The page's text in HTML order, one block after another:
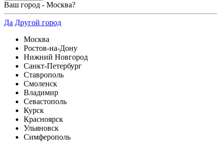
Ваш город - Москва?
Да Другой город
Москва
Ростов-на-Дону
Нижний Новгород
Санкт-Петербург
Ставрополь
Смоленск
Владимир
Севастополь
Курск
Красноярск
Ульяновск
Симферополь